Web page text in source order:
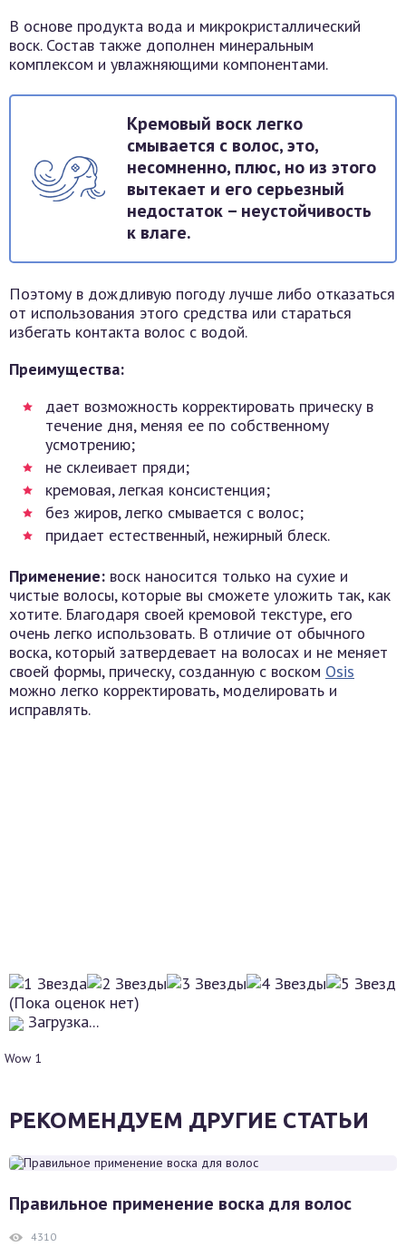
В основе продукта вода и микрокристаллический
воск. Состав также дополнен минеральным
комплексом и увлажняющими компонентами.
Кремовый воск легко
смывается с волос, это,
несомненно, плюс, но из этого
вытекает и его серьезный
недостаток – неустойчивость
к влаге.
Поэтому в дождливую погоду лучше либо отказаться
от использования этого средства или стараться
избегать контакта волос с водой.
Преимущества:
дает возможность корректировать прическу в
течение дня, меняя ее по собственному
усмотрению;
не склеивает пряди;
кремовая, легкая консистенция;
без жиров, легко смывается с волос;
придает естественный, нежирный блеск.
Применение: воск наносится только на сухие и
чистые волосы, которые вы сможете уложить так, как
хотите. Благодаря своей кремовой текстуре, его
очень легко использовать. В отличие от обычного
воска, который затвердевает на волосах и не меняет
своей формы, прическу, созданную с воском Osis
можно легко корректировать, моделировать и
исправлять.
(Пока оценок нет)
Загрузка...
Wow 1
РЕКОМЕНДУЕМ ДРУГИЕ СТАТЬИ
Правильное применение воска для волос
4310